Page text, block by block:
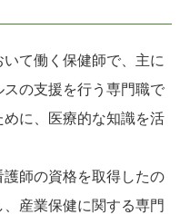
て働く保健師で、主に
の支援を行う専門職で
に、医療的な知識を活
師の資格を取得したの
産業保健に関する専門